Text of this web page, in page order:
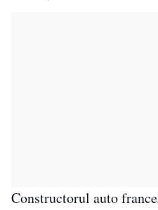
Constructorul auto